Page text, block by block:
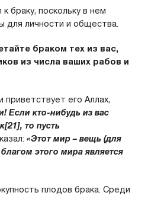
браку, поскольку в нем
для личности и общества.
браком тех из вас,
из числа ваших рабов и
приветствует его Аллах,
Если кто-нибудь из вас
то пусть
«Этот мир – вещь (для
этого мира является
плодов брака. Среди